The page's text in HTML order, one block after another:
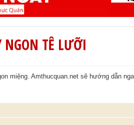
NGON TÊ LƯỠI
miệng. Amthucquan.net sẽ hướng dẫn